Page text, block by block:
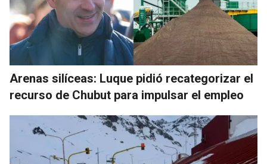
Arenas silíceas: Luque pidió recategorizar el
recurso de Chubut para impulsar el empleo